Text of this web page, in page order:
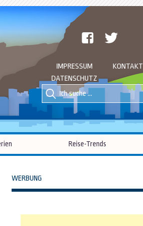
facebook
IMPRESSUM
KONTAKT
DATENSCHUTZ
Suche
nach::
Suche
nach:
Reise-Trends
WERBUNG